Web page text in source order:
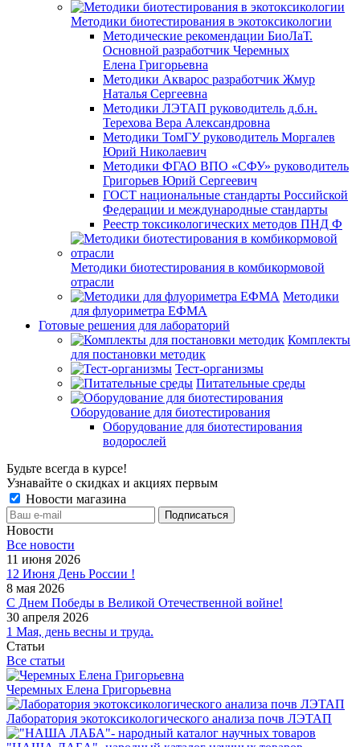
Методики биотестирования в экотоксикологии
Методические рекомендации БиоЛаТ.
Основной разработчик Черемных
Елена Григорьевна
Методики Акварос разработчик Жмур
Наталья Сергеевна
Методики ЛЭТАП руководитель д.б.н.
Терехова Вера Александровна
Методики ТомГУ руководитель Моргалев
Юрий Николаевич
Методики ФГАО ВПО «СФУ» руководитель
Григорьев Юрий Сергеевич
ГОСТ национальные стандарты Российской
Федерации и международные стандарты
Реестр токсикологических методов ПНД Ф
Методики биотестирования в комбикормовой
отрасли
Методики
для флуориметра ЕФМА
Готовые решения для лабораторий
Комплекты
для постановки методик
Тест-организмы
Питательные среды
Оборудование для биотестирования
Оборудование для биотестирования
водорослей
Будьте всегда в курсе!
Узнавайте о скидках и акциях первым
Новости магазина
Новости
Все новости
11 июня 2026
12 Июня День России !
8 мая 2026
С Днем Победы в Великой Отечественной войне!
30 апреля 2026
1 Мая, день весны и труда.
Статьи
Все статьи
Черемных Елена Григорьевна
Лаборатория экотоксикологического анализа почв ЛЭТАП